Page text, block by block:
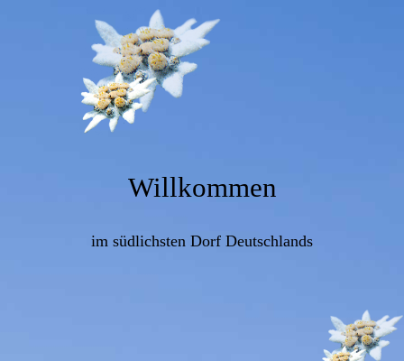
Willkommen
im südlichsten Dorf Deutschlands